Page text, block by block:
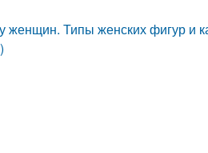
женщин. Типы женских фигур и